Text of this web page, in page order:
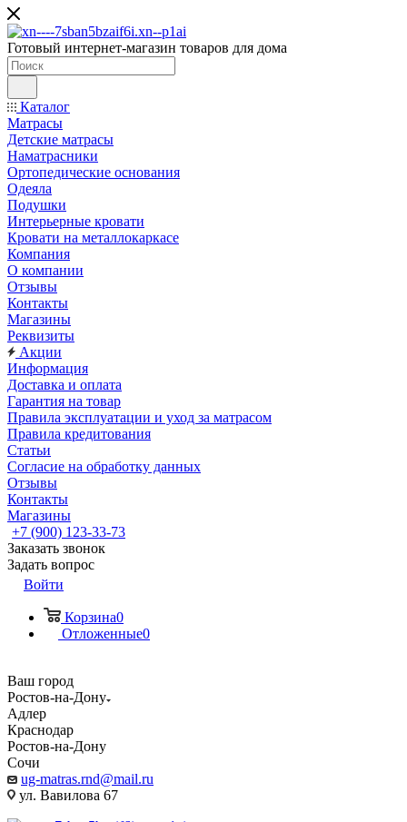
Готовый интернет-магазин товаров для дома
Каталог
Матрасы
Детские матрасы
Наматрасники
Ортопедические основания
Одеяла
Подушки
Интерьерные кровати
Кровати на металлокаркасе
Компания
О компании
Отзывы
Контакты
Магазины
Реквизиты
Акции
Информация
Доставка и оплата
Гарантия на товар
Правила эксплуатации и уход за матрасом
Правила кредитования
Статьи
Согласие на обработку данных
Отзывы
Контакты
Магазины
+7 (900) 123-33-73
Заказать звонок
Задать вопрос
Войти
Корзина0
Отложенные0
Ваш город
Ростов-на-Дону
Адлер
Краснодар
Ростов-на-Дону
Сочи
ug-matras.rnd@mail.ru
ул. Вавилова 67